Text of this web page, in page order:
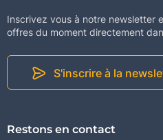
Inscrivez vous à notre newsletter
offres du moment directement
S'inscrire à la
Restons en contact